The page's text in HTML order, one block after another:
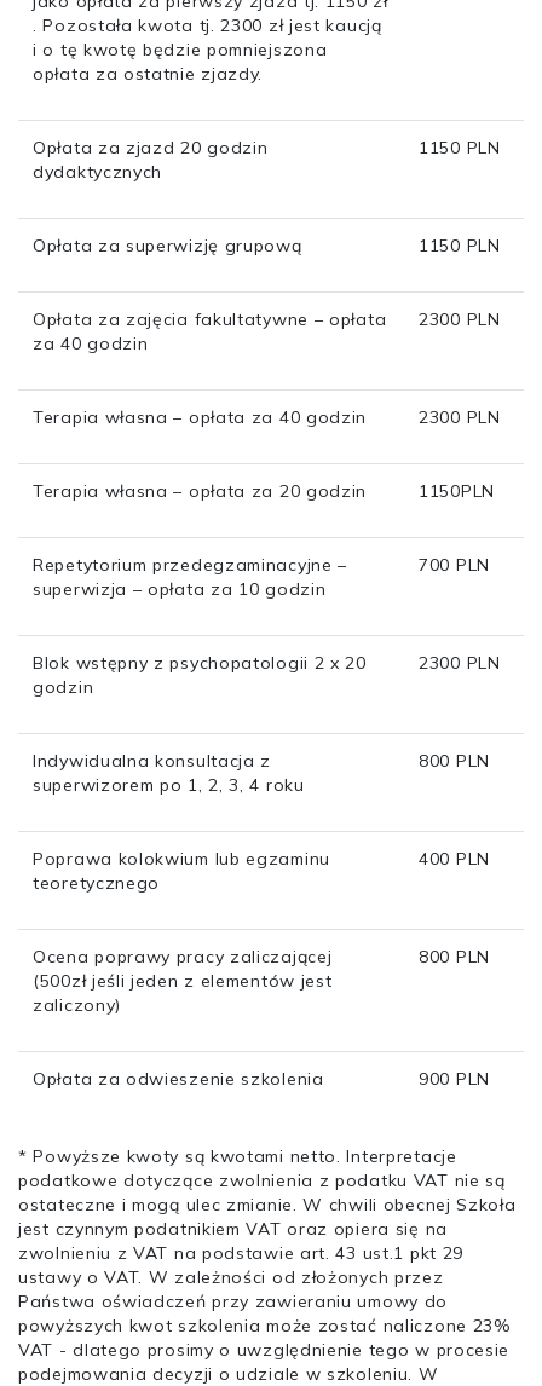
. Pozostała kwota tj. 2300 zł jest kaucją
i o tę kwotę będzie pomniejszona
opłata za ostatnie zjazdy.
Opłata za zjazd 20 godzin
dydaktycznych
1150 PLN
Opłata za superwizję grupową 1150 PLN
Opłata za zajęcia fakultatywne – opłata
za 40 godzin
2300 PLN
Terapia własna – opłata za 40 godzin 2300 PLN
Terapia własna – opłata za 20 godzin 1150PLN
Repetytorium przedegzaminacyjne –
superwizja – opłata za 10 godzin
700 PLN
Blok wstępny z psychopatologii 2 x 20
godzin
2300 PLN
Indywidualna konsultacja z
superwizorem po 1, 2, 3, 4 roku
800 PLN
Poprawa kolokwium lub egzaminu
teoretycznego
400 PLN
Ocena poprawy pracy zaliczającej
(500zł jeśli jeden z elementów jest
zaliczony)
800 PLN
Opłata za odwieszenie szkolenia 900 PLN
* Powyższe kwoty są kwotami netto. Interpretacje
podatkowe dotyczące zwolnienia z podatku VAT nie są
ostateczne i mogą ulec zmianie. W chwili obecnej Szkoła
jest czynnym podatnikiem VAT oraz opiera się na
zwolnieniu z VAT na podstawie art. 43 ust.1 pkt 29
ustawy o VAT. W zależności od złożonych przez
Państwa oświadczeń przy zawieraniu umowy do
powyższych kwot szkolenia może zostać naliczone 23%
VAT - dlatego prosimy o uwzględnienie tego w procesie
podejmowania decyzji o udziale w szkoleniu. W